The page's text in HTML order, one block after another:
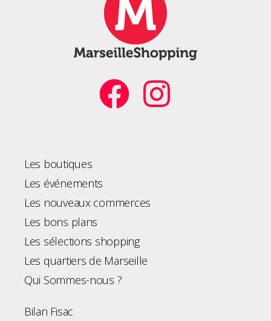
Les boutiques
Les événements
Les nouveaux commerces
Les bons plans
Les sélections shopping
Les quartiers de Marseille
Qui Sommes-nous ?
Bilan Fisac